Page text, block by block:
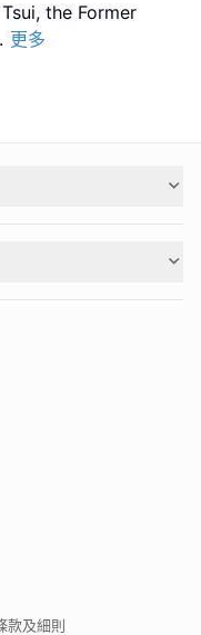
the Former
更多
款及細則